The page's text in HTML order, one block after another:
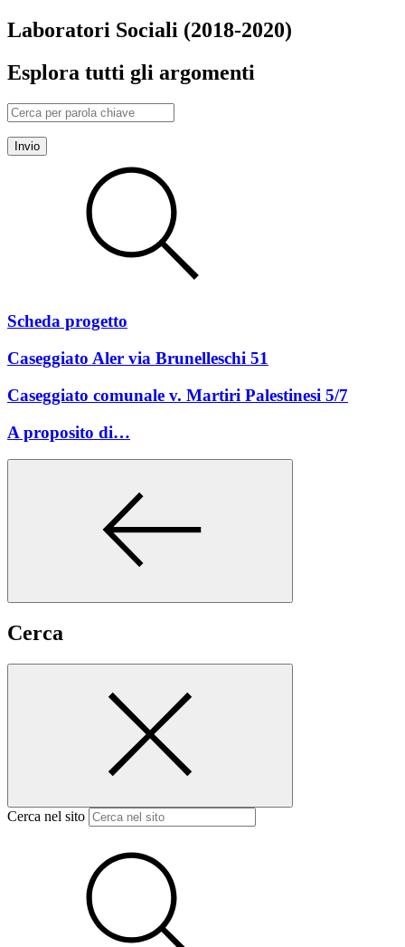
Laboratori Sociali (2018-2020)
Esplora tutti gli argomenti
Invio
Scheda progetto
Caseggiato Aler via Brunelleschi 51
Caseggiato comunale v. Martiri Palestinesi 5/7
A proposito di…
Cerca
Cerca nel sito